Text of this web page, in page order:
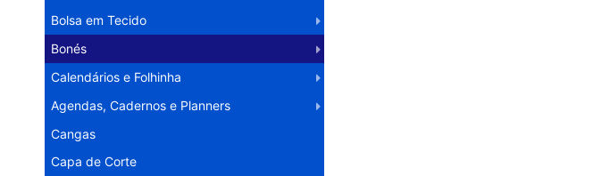
Bolsa em Tecido
Bonés
Calendários e Folhinha
Agendas, Cadernos e Planners
Cangas
Capa de Corte